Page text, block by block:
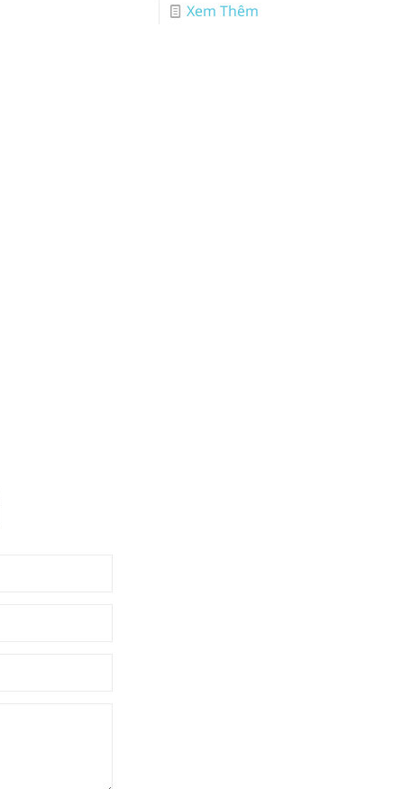
Xem Thêm